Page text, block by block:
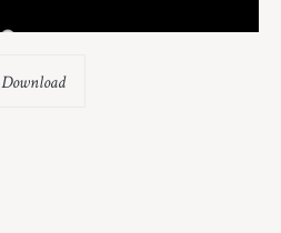
Download